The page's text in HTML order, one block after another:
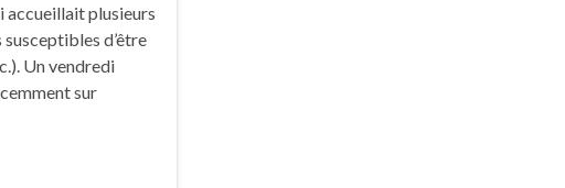
accueillait plusieurs
d’être
Un vendredi
sur